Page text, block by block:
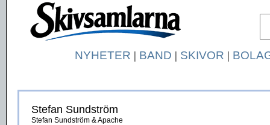
NYHETER | BAND | SKIVOR |
Stefan Sundström
Stefan Sundström & Apache